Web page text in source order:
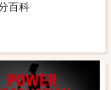
百科